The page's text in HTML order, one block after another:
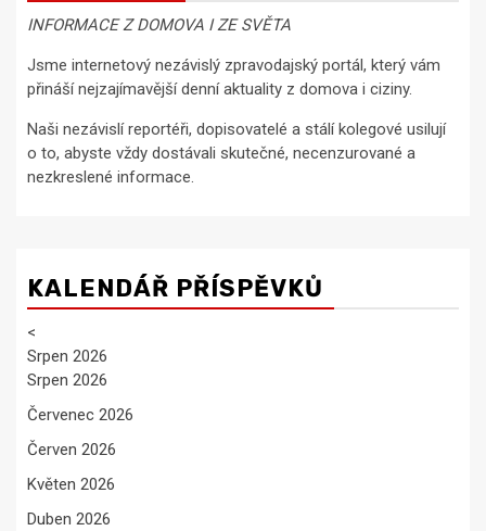
INFORMACE Z DOMOVA I ZE SVĚTA
Jsme internetový nezávislý zpravodajský portál, který vám
přináší nejzajímavější denní aktuality z domova i ciziny.
Naši nezávislí reportéři, dopisovatelé a stálí kolegové usilují
o to, abyste vždy dostávali skutečné, necenzurované a
nezkreslené informace.
KALENDÁŘ PŘÍSPĚVKŮ
<
Srpen 2026
Srpen 2026
Červenec 2026
Červen 2026
Květen 2026
Duben 2026